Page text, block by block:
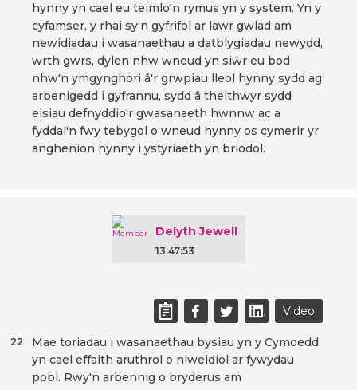
hynny yn cael eu teimlo'n rymus yn y system. Yn y
cyfamser, y rhai sy'n gyfrifol ar lawr gwlad am
newidiadau i wasanaethau a datblygiadau newydd,
wrth gwrs, dylen nhw wneud yn siŵr eu bod
nhw'n ymgynghori â'r grwpiau lleol hynny sydd ag
arbenigedd i gyfrannu, sydd â theithwyr sydd
eisiau defnyddio'r gwasanaeth hwnnw ac a
fyddai'n fwy tebygol o wneud hynny os cymerir yr
anghenion hynny i ystyriaeth yn briodol.
Delyth Jewell
13:47:53
Video
Mae toriadau i wasanaethau bysiau yn y Cymoedd
yn cael effaith aruthrol o niweidiol ar fywydau
pobl. Rwy'n arbennig o bryderus am
22